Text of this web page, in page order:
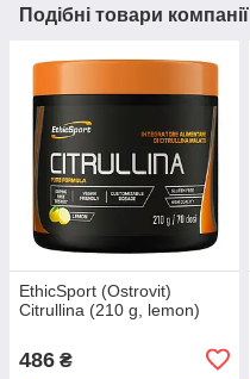
Подібні товари компанії
EthicSport (Ostrovit)
Citrullina (210 g, lemon)
486 ₴